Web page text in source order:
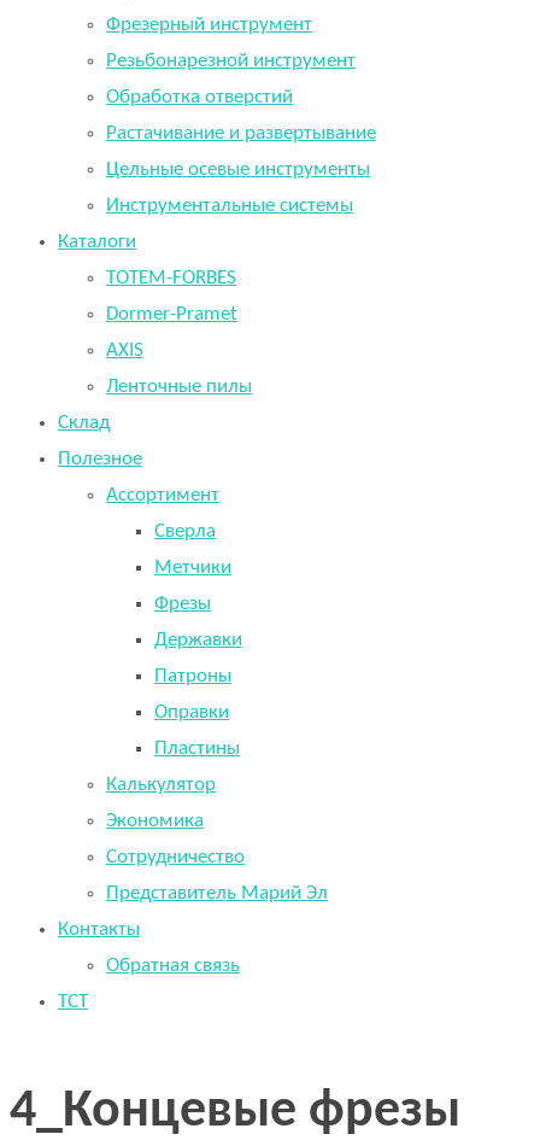
Фрезерный инструмент
Резьбонарезной инструмент
Обработка отверстий
Растачивание и развертывание
Цельные осевые инструменты
Инструментальные системы
Каталоги
TOTEM-FORBES
Dormer-Pramet
AXIS
Ленточные пилы
Склад
Полезное
Ассортимент
Сверла
Метчики
Фрезы
Державки
Патроны
Оправки
Пластины
Калькулятор
Экономика
Сотрудничество
Представитель Марий Эл
Контакты
Обратная связь
TCT
4_Концевые фрезы